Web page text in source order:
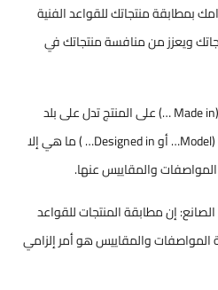
بمطابقة منتجاتك للقواعد الفنية
ويعزز من منافسة منتجاتك في
أخي المواطن: إن وجود عبارة (Made in …) على المنتج تدل على بلد
المنشأ، أما وجود عبارات أخرى مثل (Model… أو Designed in… ) ما هي إلا
والمقاييس عنها.
إن مطابقة المنتجات للقواعد
المواصفات والمقاييس هو أمر إلزامي